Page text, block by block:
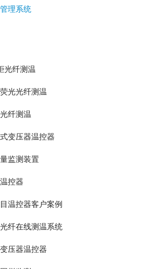
理系统
光纤测温
光光纤测温
纤测温
变压器温控器
监测装置
控器
温控器客户案例
纤在线测温系统
压器温控器